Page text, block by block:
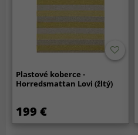
Plastové koberce -
Horredsmattan Lovi (žltý)
199 €